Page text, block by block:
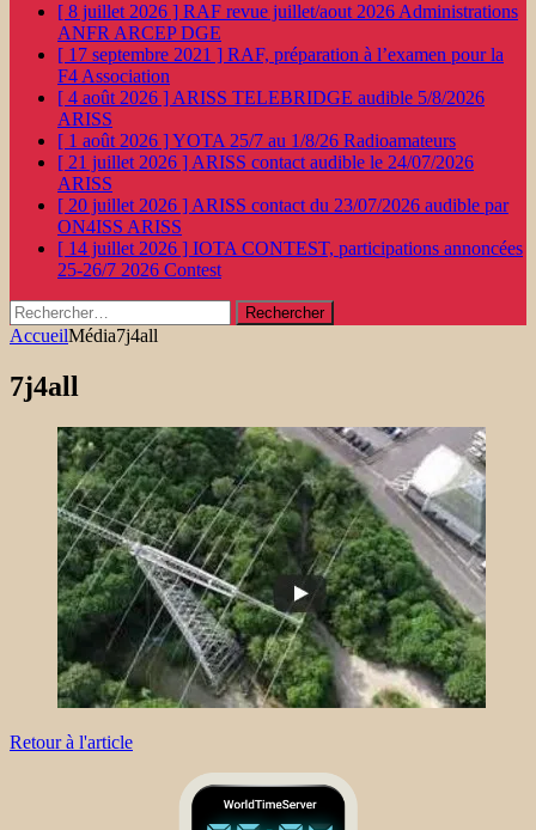
[ 8 juillet 2026 ] RAF revue juillet/aout 2026 Administrations
ANFR ARCEP DGE
[ 17 septembre 2021 ] RAF, préparation à l’examen pour la
F4 Association
[ 4 août 2026 ] ARISS TELEBRIDGE audible 5/8/2026
ARISS
[ 1 août 2026 ]YOTA 25/7 au 1/8/26 Radioamateurs
[ 21 juillet 2026 ] ARISS contact audible le 24/07/2026
ARISS
[ 20 juillet 2026 ] ARISS contact du 23/07/2026 audible par
ON4ISS ARISS
[ 14 juillet 2026 ] IOTA CONTEST, participations annoncées
25-26/7 2026 Contest
Rechercher :
AccueilMédia7j4all
7j4all
Retour à l'article